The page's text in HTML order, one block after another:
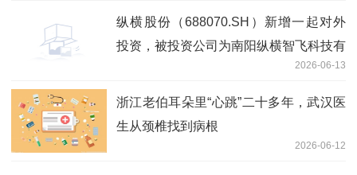
纵横股份（688070.SH）新增一起对外
投资，被投资公司为南阳纵横智飞科技有
2026-06-13
浙江老伯耳朵里“心跳”二十多年，武汉医
生从颈椎找到病根
2026-06-12